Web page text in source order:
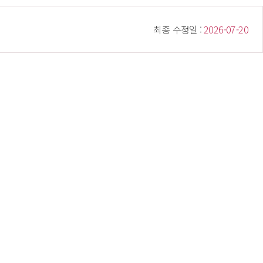
최종 수정일 : 2026-07-20